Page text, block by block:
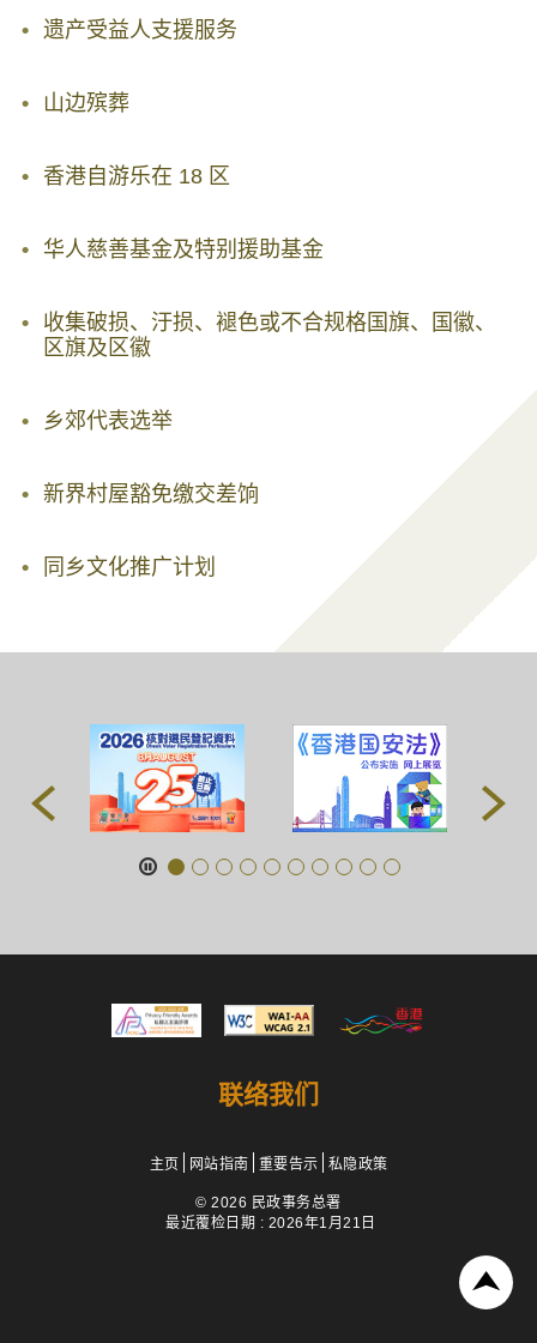
遗产受益人支援服务
山边殡葬
香港自游乐在 18 区
华人慈善基金及特别援助基金
收集破损、汙损、褪色或不合规格国旗、国徽、
区旗及区徽
乡郊代表选举
新界村屋豁免缴交差饷
同乡文化推广计划
联络我们
主页 网站指南 重要告示 私隐政策
© 2026 民政事务总署
最近覆检日期 : 2026年1月21日